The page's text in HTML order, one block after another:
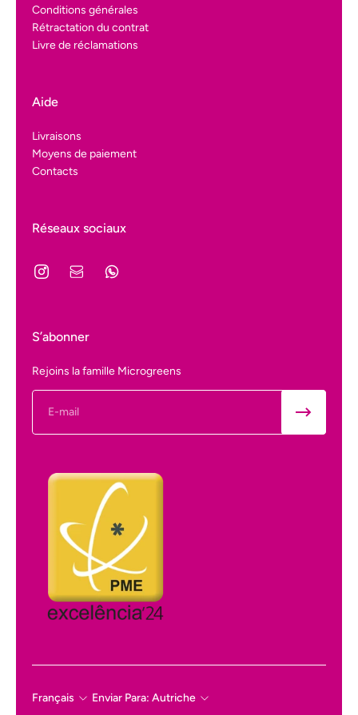
Conditions générales
Rétractation du contrat
Livre de réclamations
Aide
Livraisons
Moyens de paiement
Contacts
Réseaux sociaux
S’abonner
Rejoins la famille Microgreens
Français Enviar Para: Autriche